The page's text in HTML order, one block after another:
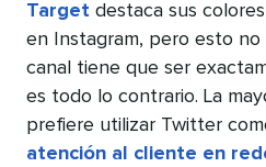
Target destaca sus
en Instagram, pero esto no
canal tiene que ser
es todo lo contrario. La
prefiere utilizar Twitter
atención al cliente en